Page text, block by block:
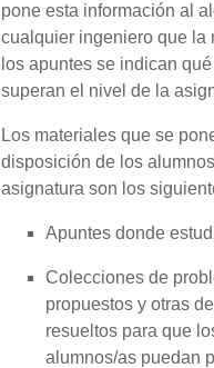
pone esta información al
cualquier ingeniero que la
los apuntes se indican
superan el nivel de la
Los materiales que se
disposición de los
asignatura son los
Apuntes donde
Colecciones de
propuestos y otras
resueltos para que
alumnos/as puedan